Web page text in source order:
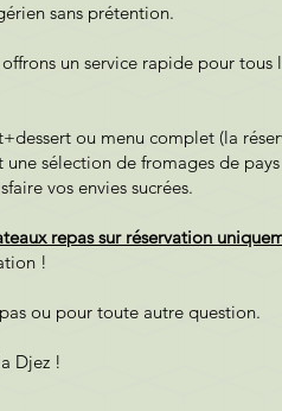
sans prétention.
un service rapide pour
ou menu complet (la
sélection de fromages de
vos envies sucrées.
repas sur réservation
!
ou pour toute autre question.
Djez !